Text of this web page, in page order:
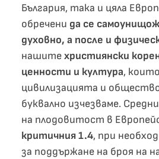
България, така и цяла
обречени да се
духовно, а после и
нашитехристиянски
ценности и култура,
цивилизацията и
буквално изчезваме.
на плодовитост в
критичния 1.4, при
за поддържане на броя на